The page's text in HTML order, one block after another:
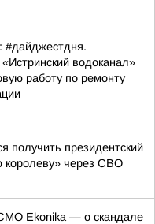
#дайджестдня.
водоканал»
работу по ремонту
получить президентский
королеву» через СВО
Ekonika — о скандале